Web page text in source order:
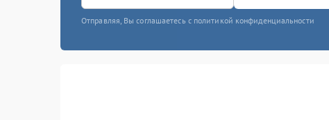
Отправляя, Вы соглашаетесь с политикой конфиденциальности